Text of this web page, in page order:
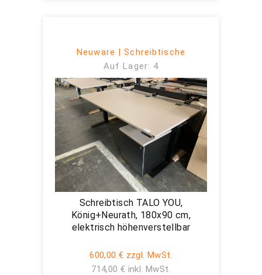
Neuware | Schreibtische
Auf Lager: 4
Schreibtisch TALO YOU,
König+Neurath, 180x90 cm,
elektrisch höhenverstellbar
600,00 € zzgl. MwSt.
714,00 € inkl. MwSt.